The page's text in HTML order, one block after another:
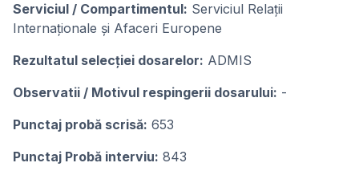
Serviciul / Compartimentul: Serviciul Relații
Internaționale și Afaceri Europene
Rezultatul selecţiei dosarelor: ADMIS
Observatii / Motivul respingerii dosarului: -
Punctaj probă scrisă: 653
Punctaj Probă interviu: 843